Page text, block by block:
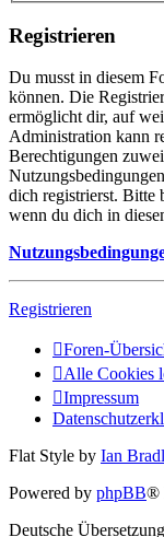
Registrieren
Du musst in diesem
können. Die
ermöglicht dir, auf
Administration kann
Berechtigungen
dich registrierst. Bitte
wenn du dich in
Registrieren
Foren-
Alle Cookies
Impressum
Flat Style by Ian
Powered by phpBB®
Deutsche